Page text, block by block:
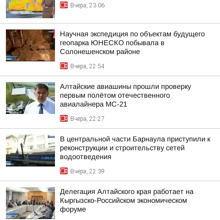
Вчера, 23:06
Научная экспедиция по объектам будущего
геопарка ЮНЕСКО побывала в
Солонешенском районе
Вчера, 22:54
Алтайские авиашины прошли проверку
первым полётом отечественного
авиалайнера МС-21
Вчера, 22:27
В центральной части Барнаула приступили к
реконструкции и строительству сетей
водоотведения
Вчера, 22:39
Делегация Алтайского края работает на
Кыргызско-Российском экономическом
форуме